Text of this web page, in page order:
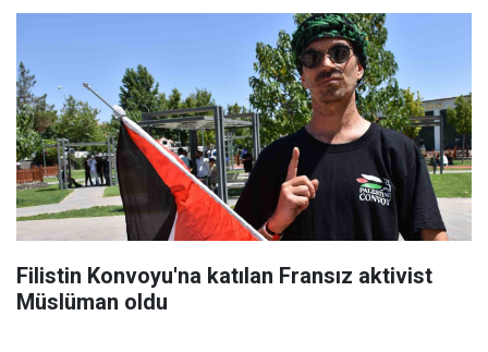
Filistin Konvoyu'na katılan Fransız aktivist
Müslüman oldu